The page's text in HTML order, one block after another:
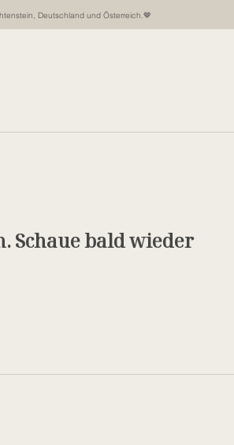
Deutschland und Österreich.🤎
Schaue bald wieder